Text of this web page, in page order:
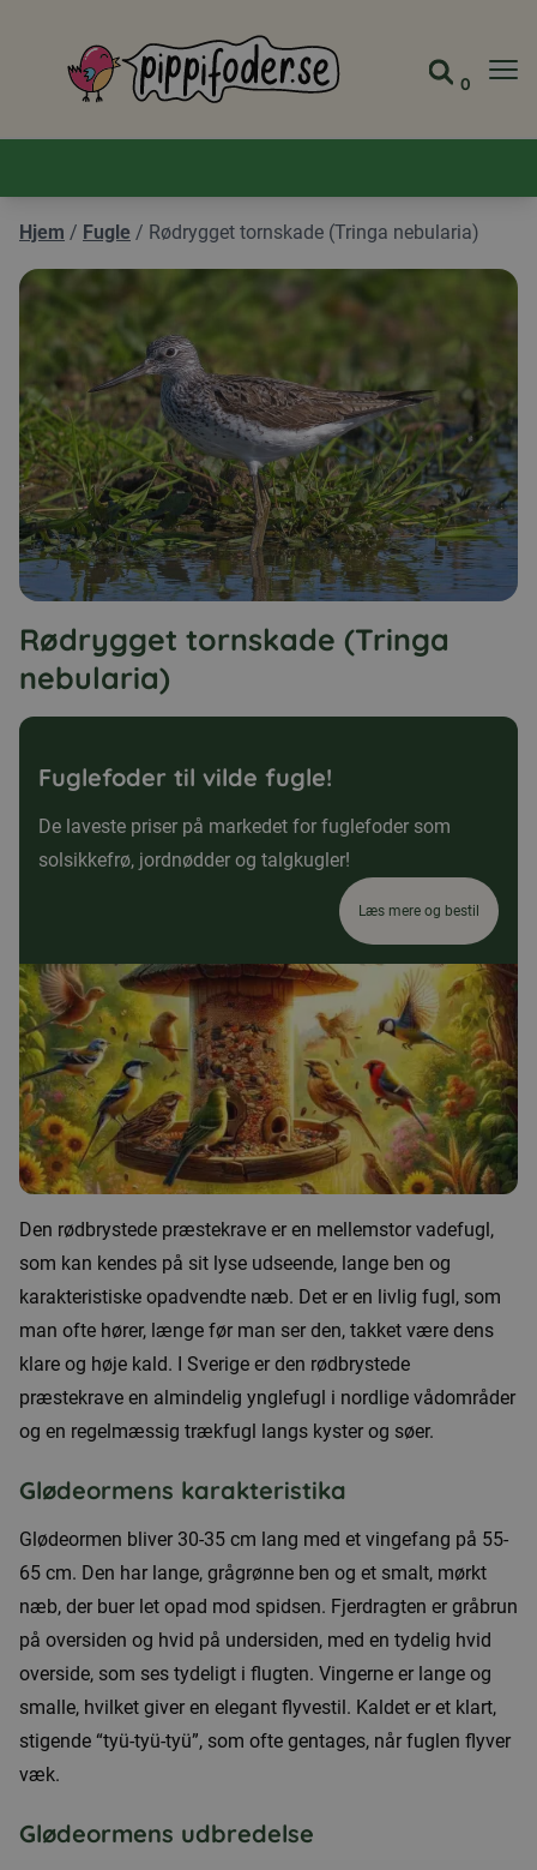
Pippifoder logo Gå til
Se
0
Hjem / Fugle / Rødrygget tornskade (Tringa nebularia)
Rødrygget tornskade (Tringa
nebularia)
Fuglefoder til vilde fugle!
De laveste priser på markedet for fuglefoder som
solsikkefrø, jordnødder og talgkugler!
Læs mere og bestil
Den rødbrystede præstekrave er en mellemstor vadefugl,
som kan kendes på sit lyse udseende, lange ben og
karakteristiske opadvendte næb. Det er en livlig fugl, som
man ofte hører, længe før man ser den, takket være dens
klare og høje kald. I Sverige er den rødbrystede
præstekrave en almindelig ynglefugl i nordlige vådområder
og en regelmæssig trækfugl langs kyster og søer.
Glødeormens karakteristika
Glødeormen bliver 30-35 cm lang med et vingefang på 55-
65 cm. Den har lange, grågrønne ben og et smalt, mørkt
næb, der buer let opad mod spidsen. Fjerdragten er gråbrun
på oversiden og hvid på undersiden, med en tydelig hvid
overside, som ses tydeligt i flugten. Vingerne er lange og
smalle, hvilket giver en elegant flyvestil. Kaldet er et klart,
stigende “tyü-tyü-tyü”, som ofte gentages, når fuglen flyver
væk.
Glødeormens udbredelse